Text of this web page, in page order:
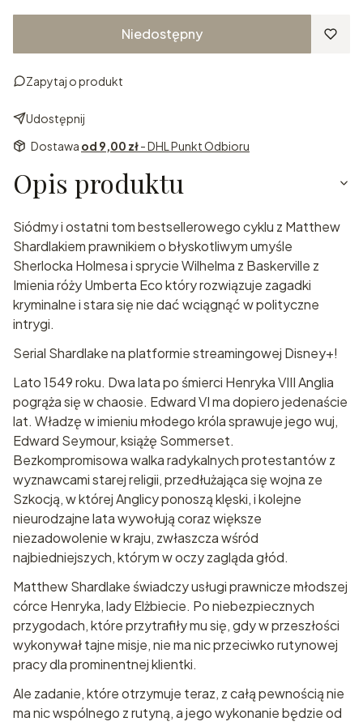
Niedostępny
Zapytaj o produkt
Udostępnij
Dostawa od 9,00 zł- DHL Punkt Odbioru
Opis produktu
Siódmy i ostatni tom bestsellerowego cyklu z Matthew
Shardlakiem prawnikiem o błyskotliwym umyśle
Sherlocka Holmesa i sprycie Wilhelma z Baskerville z
Imienia róży Umberta Eco który rozwiązuje zagadki
kryminalne i stara się nie dać wciągnąć w polityczne
intrygi.
Serial Shardlake na platformie streamingowej Disney+!
Lato 1549 roku. Dwa lata po śmierci Henryka VIII Anglia
pogrąża się w chaosie. Edward VI ma dopiero jedenaście
lat. Władzę w imieniu młodego króla sprawuje jego wuj,
Edward Seymour, książę Sommerset.
Bezkompromisowa walka radykalnych protestantów z
wyznawcami starej religii, przedłużająca się wojna ze
Szkocją, w której Anglicy ponoszą klęski, i kolejne
nieurodzajne lata wywołują coraz większe
niezadowolenie w kraju, zwłaszcza wśród
najbiedniejszych, którym w oczy zagląda głód.
Matthew Shardlake świadczy usługi prawnicze młodszej
córce Henryka, lady Elżbiecie. Po niebezpiecznych
przygodach, które przytrafiły mu się, gdy w przeszłości
wykonywał tajne misje, nie ma nic przeciwko rutynowej
pracy dla prominentnej klientki.
Ale zadanie, które otrzymuje teraz, z całą pewnością nie
ma nic wspólnego z rutyną, a jego wykonanie będzie od